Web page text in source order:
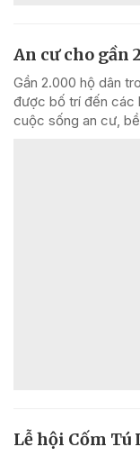
An cư cho gần
Gần 2.000 hộ dân
được bố trí đến các
cuộc sống an cư,
Lễ hội Cốm Tú